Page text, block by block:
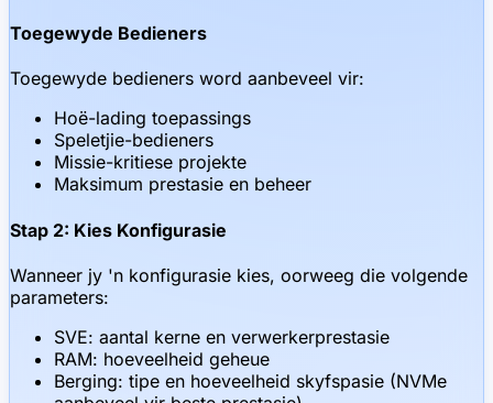
Toegewyde Bedieners
Toegewyde bedieners word aanbeveel vir:
Hoë-lading toepassings
Speletjie-bedieners
Missie-kritiese projekte
Maksimum prestasie en beheer
Stap 2: Kies Konfigurasie
Wanneer jy 'n konfigurasie kies, oorweeg die volgende
parameters:
SVE: aantal kerne en verwerkerprestasie
RAM: hoeveelheid geheue
Berging: tipe en hoeveelheid skyfspasie (NVMe